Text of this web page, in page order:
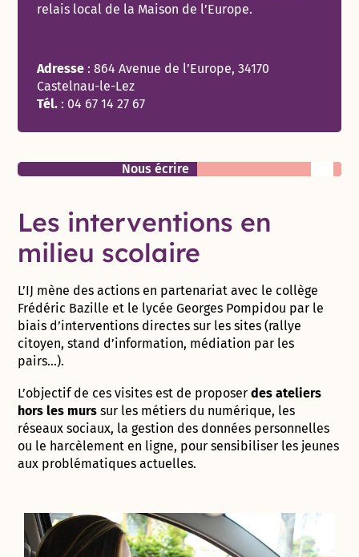
relais local de la Maison de l’Europe.
Adresse :864 Avenue de l’Europe, 34170
Castelnau-le-Lez
Tél. :04 67 14 27 67
Liens utilesNous écrire
Les interventions en
milieu scolaire
L’IJ mène des actions en partenariat avec le collège
Frédéric Bazille et le lycée Georges Pompidou par le
biais d’interventions directes sur les sites (rallye
citoyen, stand d’information, médiation par les
pairs…).
L’objectif de ces visites est de proposerdes ateliers
hors les murssur les métiers du numérique, les
réseaux sociaux, la gestion des données personnelles
ou le harcèlement en ligne, pour sensibiliser les jeunes
aux problématiques actuelles.